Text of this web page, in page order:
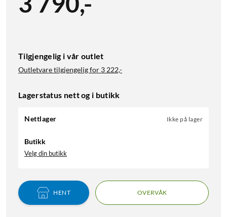
Tilgjengelig i vår outlet
Outletvare tilgjengelig for 3 222,-
Lagerstatus nett og i butikk
Nettlager Ikke på lager
Butikk
Velg din butikk
HENT OVERVÅK